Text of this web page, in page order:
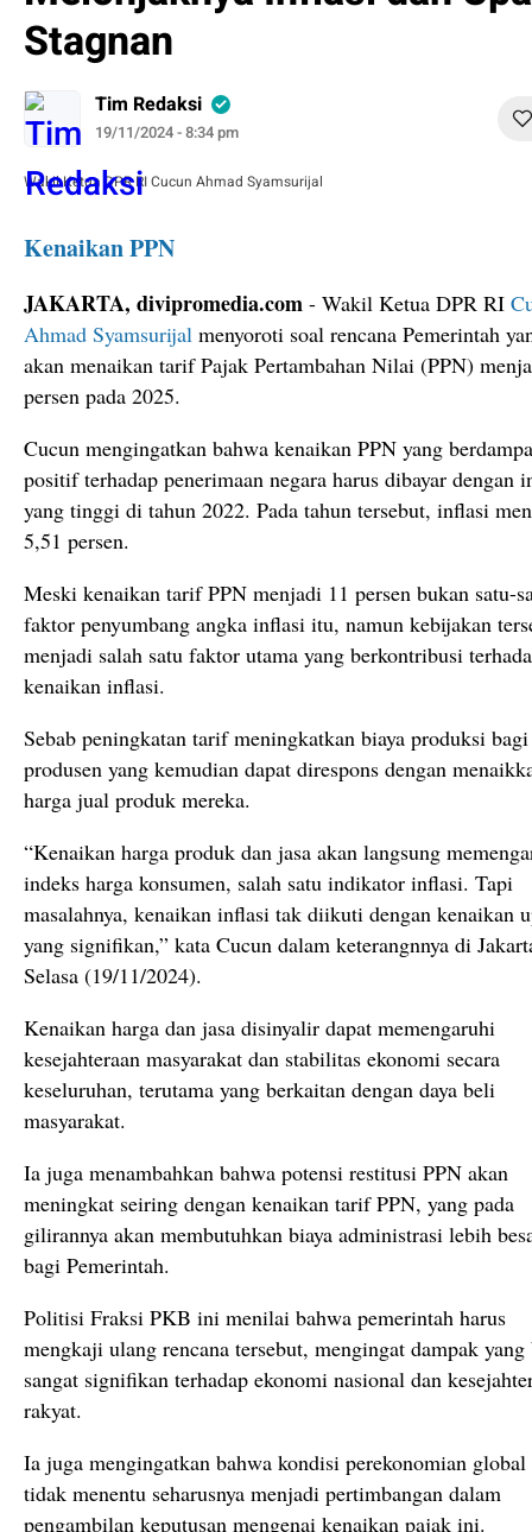
Stagnan
Tim Redaksi
19/11/2024 - 8:34 pm
Wakil Ketua DPR RI Cucun Ahmad Syamsurijal
Kenaikan PPN
JAKARTA, divipromedia.com - Wakil Ketua DPR RI
Ahmad Syamsurijal menyoroti soal rencana Pemerintah
akan menaikan tarif Pajak Pertambahan Nilai (PPN)
persen pada 2025.
Cucun mengingatkan bahwa kenaikan PPN yang
positif terhadap penerimaan negara harus dibayar dengan
yang tinggi di tahun 2022. Pada tahun tersebut, inflasi
5,51 persen.
Meski kenaikan tarif PPN menjadi 11 persen bukan satu-
faktor penyumbang angka inflasi itu, namun kebijakan
menjadi salah satu faktor utama yang berkontribusi
kenaikan inflasi.
Sebab peningkatan tarif meningkatkan biaya produksi bagi
produsen yang kemudian dapat direspons dengan
harga jual produk mereka.
“Kenaikan harga produk dan jasa akan langsung
indeks harga konsumen, salah satu indikator inflasi. Tapi
masalahnya, kenaikan inflasi tak diikuti dengan kenaikan
yang signifikan,” kata Cucun dalam keterangnnya di
Selasa (19/11/2024).
Kenaikan harga dan jasa disinyalir dapat memengaruhi
kesejahteraan masyarakat dan stabilitas ekonomi secara
keseluruhan, terutama yang berkaitan dengan daya beli
masyarakat.
Ia juga menambahkan bahwa potensi restitusi PPN akan
meningkat seiring dengan kenaikan tarif PPN, yang pada
gilirannya akan membutuhkan biaya administrasi lebih
bagi Pemerintah.
Politisi Fraksi PKB ini menilai bahwa pemerintah harus
mengkaji ulang rencana tersebut, mengingat dampak yang
sangat signifikan terhadap ekonomi nasional dan
rakyat.
Ia juga mengingatkan bahwa kondisi perekonomian global
tidak menentu seharusnya menjadi pertimbangan dalam
pengambilan keputusan mengenai kenaikan pajak ini.